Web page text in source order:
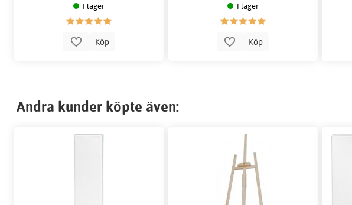
I lager
Köp
I lager
Köp
Andra kunder köpte även: